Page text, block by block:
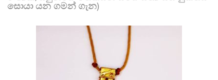
සොයා යන ගමන් ගැන)